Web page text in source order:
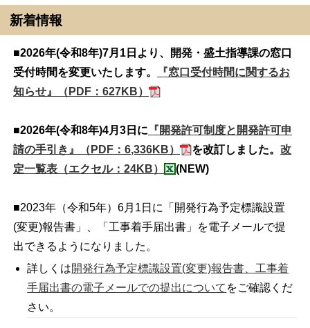
新着情報
■2026年(令和8年)7月1日より、開発・盛土指導課の窓口
受付時間を変更いたします。
『窓口受付時間に関するお
知らせ』（PDF：627KB）
■2026年(令和8年)4月3日に 『開発許可制度と開発許可申
請の手引き』（PDF：6,336KB）
を改訂しました。改
定一覧表（エクセル：24KB）
(NEW)
■2023年（令和5年）6月1日に「開発行為予定標識設置
(変更)報告書」、「工事着手届出書」を電子メールで提
出できるようになりました。
詳しくは開発行為予定標識設置(変更)報告書、工事着
手届出書の電子メールでの提出について をご確認くだ
さい。